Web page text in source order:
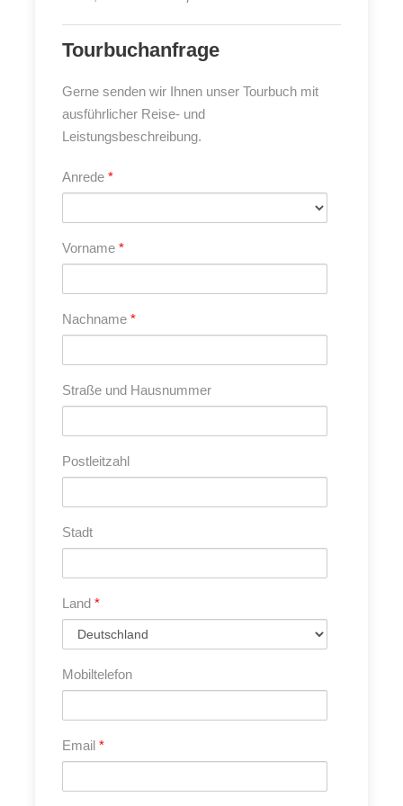
Tourbuchanfrage
Gerne senden wir Ihnen unser Tourbuch mit
ausführlicher Reise- und
Leistungsbeschreibung.
Anrede *
Vorname *
Nachname *
Straße und Hausnummer
Postleitzahl
Stadt
Land *
Mobiltelefon
Email *
Wir sind fast nur auf Nebenstrecken, immer wieder mal
zwischen 50 und 150 Kilometern. Es bleibt viel Zeit,
Land und Leute kennenzulernen.
Von der Nordsee über Sylt, Rømø und Mandø bis hinauf
nach Skagen erleben wir endlose Strände, gewaltige
Dünenlandschaften und unberührte Natur entlang der
gesamten wilden Westküste. Einige Mal sind wir dabei
Bjerge gelangen wir in die lebendige Kulturstadt Aarhus
weiter in die Hauptstadt Kopenhagen, eine der
Gegensatz dazu ist die Steilküste mit ihren
spektakulären Kreidefelsen von Møns Klint. Über die
Inselwelt der Ostsee und Südjütland schließt sich der
Kreis dieser nachhaltigen und naturnahen
entschleunigten Reise zurück nach Elmshorn.
Werden Sie Pionier bei dieser Tour und diesem Format
Touristik gab es eine geführte Tour mit vollelektrischen
Reisemobilen. Sieben vollelektrische Fahrzeuge stehen
für eine kleine Gruppe mit großem Pioniergeist und viel
Reiseleistungen
Im Reisepreis sind folgende Leistungen enthalten